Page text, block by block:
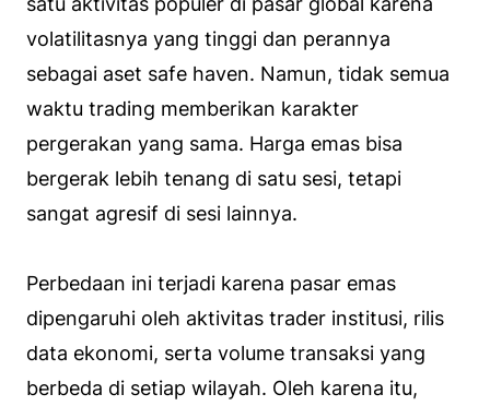
volatilitasnya yang tinggi dan perannya
sebagai aset safe haven. Namun, tidak semua
waktu trading memberikan karakter
pergerakan yang sama. Harga emas bisa
bergerak lebih tenang di satu sesi, tetapi
sangat agresif di sesi lainnya.
Perbedaan ini terjadi karena pasar emas
dipengaruhi oleh aktivitas trader institusi, rilis
data ekonomi, serta volume transaksi yang
berbeda di setiap wilayah. Oleh karena itu,